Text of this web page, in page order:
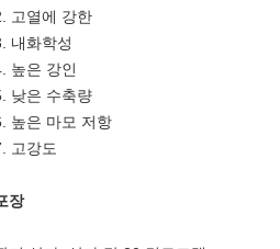
고열에 강한
내화학성
높은 강인
낮은 수축량
높은 마모 저항
고강도
장